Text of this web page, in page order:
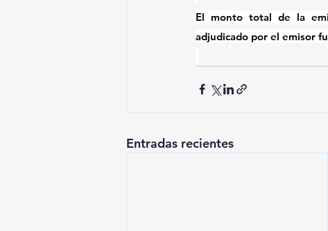
El monto total de la
adjudicado por el emisor
Entradas recientes